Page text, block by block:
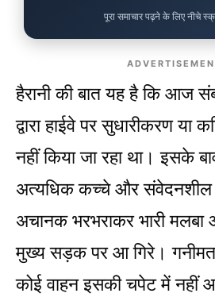
पूरा समाचार पढ़ने के लिए नीचे
हैरानी की बात यह है कि आज
द्वारा हाईवे पर सुधारीकरण या
नहीं किया जा रहा था। इसके
अत्यधिक कच्चे और संवेदनशील
अचानक भरभराकर भारी
मुख्य सड़क पर आ गिरे।
कोई वाहन इसकी चपेट में नहीं